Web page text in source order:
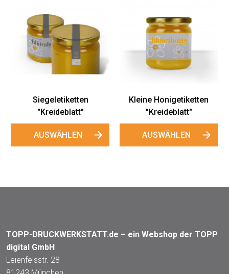
Siegeletiketten
"Kreideblatt"
AUSWÄHLEN
Kleine Honigetiketten
"Kreideblatt"
AUSWÄHLEN
TOPP-DRUCKWERKSTATT.de – ein Webshop der TOPP
digital GmbH
Leienfelsstr. 28